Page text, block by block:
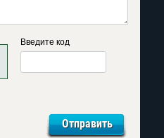
Введите код